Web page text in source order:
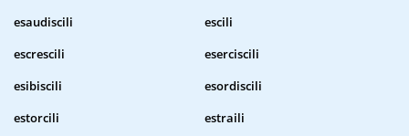
esaudiscili
escili
escrescili
eserciscili
esibiscili
esordiscili
estorcili
estraili